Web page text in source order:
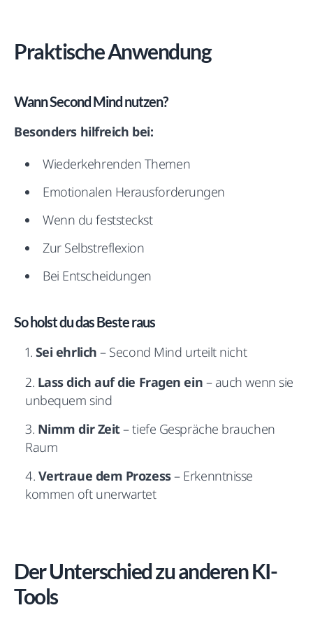
Praktische Anwendung
Wann Second Mind nutzen?
Besonders hilfreich bei:
Wiederkehrenden Themen
Emotionalen Herausforderungen
Wenn du feststeckst
Zur Selbstreflexion
Bei Entscheidungen
So holst du das Beste raus
Sei ehrlich – Second Mind urteilt nicht
Lass dich auf die Fragen ein – auch wenn sie
unbequem sind
Nimm dir Zeit– tiefe Gespräche brauchen
Raum
Vertraue dem Prozess– Erkenntnisse
kommen oft unerwartet
Der Unterschied zu anderen KI-
Tools